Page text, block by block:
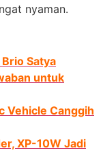
nyaman.
Satya
untuk
Vehicle Canggih
XP-10W Jadi